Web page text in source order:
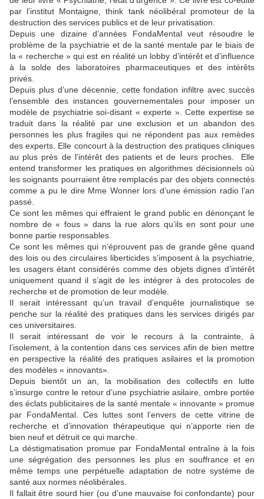
par l’institut Montaigne, think tank néolibéral promoteur de la
destruction des services publics et de leur privatisation.
Depuis une dizaine d’années FondaMental veut résoudre le
problème de la psychiatrie et de la santé mentale par le biais de
la « recherche » qui est en réalité un lobby d’intérêt et d’influence
à la solde des laboratoires pharmaceutiques et des intérêts
privés.
Depuis plus d’une décennie, cette fondation infiltre avec succès
l’ensemble des instances gouvernementales pour imposer un
modèle de psychiatrie soi-disant « experte ». Cette expertise se
traduit dans la réalité par une exclusion et un abandon des
personnes les plus fragiles qui ne répondent pas aux remèdes
des experts. Elle concourt à la destruction des pratiques cliniques
au plus près de l’intérêt des patients et de leurs proches. Elle
entend transformer les pratiques en algorithmes décisionnels où
les soignants pourraient être remplacés par des objets connectés
comme a pu le dire Mme Wonner lors d’une émission radio l’an
passé.
Ce sont les mêmes qui effraient le grand public en dénonçant le
nombre de « fous » dans la rue alors qu’ils en sont pour une
bonne partie responsables.
Ce sont les mêmes qui n’éprouvent pas de grande gêne quand
des lois ou des circulaires liberticides s’imposent à la psychiatrie,
les usagers étant considérés comme des objets dignes d’intérêt
uniquement quand il s’agit de les intégrer à des protocoles de
recherche et de promotion de leur modèle.
Il serait intéressant qu’un travail d’enquête journalistique se
penche sur la réalité des pratiques dans les services dirigés par
ces universitaires.
Il serait intéressant de voir le recours à la contrainte, à
l’isolement, à la contention dans ces services afin de bien mettre
en perspective la réalité des pratiques asilaires et la promotion
des modèles « innovants».
Depuis bientôt un an, la mobilisation des collectifs en lutte
s’insurge contre le retour d’une psychiatrie asilaire, ombre portée
des éclats publicitaires de la santé mentale « innovante » promue
par FondaMental. Ces luttes sont l’envers de cette vitrine de
recherche et d’innovation thérapeutique qui n’apporte rien de
bien neuf et détruit ce qui marche.
La déstigmatisation promue par FondaMental entraîne à la fois
une ségrégation des personnes les plus en souffrance et en
même temps une perpétuelle adaptation de notre système de
santé aux normes néolibérales.
Il fallait être sourd hier (ou d’une mauvaise foi confondante) pour